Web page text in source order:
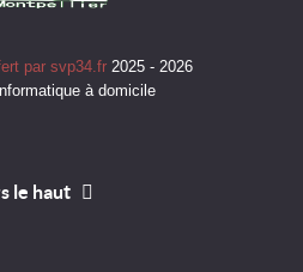
par svp34.fr 2025 - 2026
à domicile
le haut